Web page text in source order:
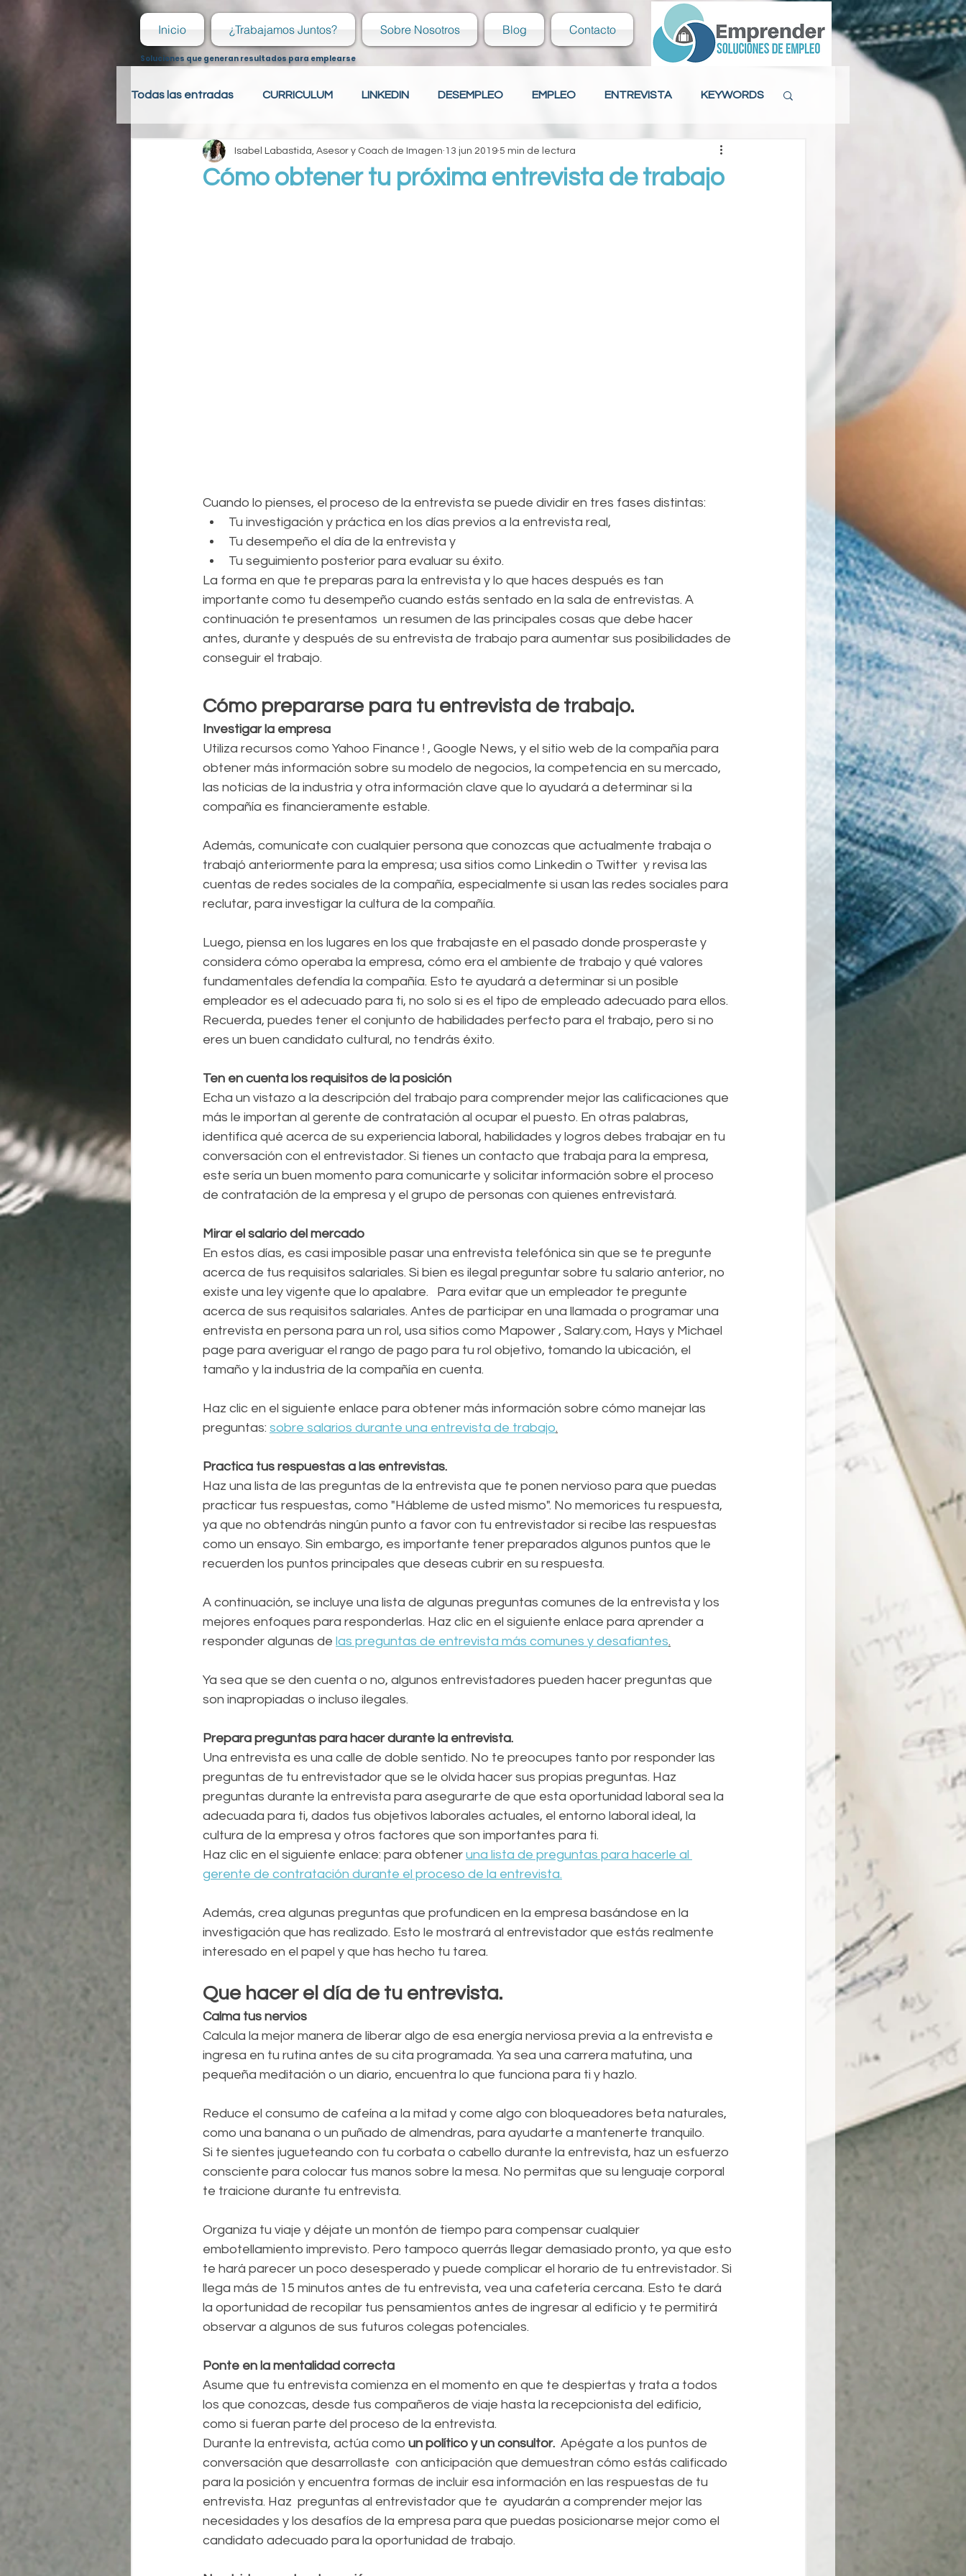
Inicio ¿Trabajamos Juntos? Sobre Nosotros Blog Contacto
Soluciones que generan resultados para emplearse
Todas las entradas CURRICULUM LINKEDIN DESEMPLEO EMPLEO ENTREVISTA KEYWORDS
PSICOLOGÍA LABORAL RECIÉN EGRESADO COVER LETTER HABILIDADES ACTITUD LABORAL
Cómo obtener tu próxima entrevista de trabajo
Isabel Labastida, Asesor y Coach de Imagen 13 jun 2019 5 min de lectura
Cuando lo pienses, el proceso de la entrevista se puede dividir en tres fases distintas:
Tu investigación y práctica en los días previos a la entrevista real,
Tu desempeño el día de la entrevista y
Tu seguimiento posterior para evaluar su éxito.
La forma en que te preparas para la entrevista y lo que haces después es tan
importante como tu desempeño cuando estás sentado en la sala de entrevistas. A
continuación te presentamos  un resumen de las principales cosas que debe hacer
antes, durante y después de su entrevista de trabajo para aumentar sus posibilidades de
conseguir el trabajo.
Cómo prepararse para tu entrevista de trabajo.
Investigar la empresa
Utiliza recursos como Yahoo Finance ! , Google News, y el sitio web de la compañía para
obtener más información sobre su modelo de negocios, la competencia en su mercado,
las noticias de la industria y otra información clave que lo ayudará a determinar si la
compañía es financieramente estable.
Además, comunícate con cualquier persona que conozcas que actualmente trabaja o
trabajó anteriormente para la empresa; usa sitios como Linkedin o Twitter  y revisa las
cuentas de redes sociales de la compañía, especialmente si usan las redes sociales para
reclutar, para investigar la cultura de la compañía.
Luego, piensa en los lugares en los que trabajaste en el pasado donde prosperaste y
considera cómo operaba la empresa, cómo era el ambiente de trabajo y qué valores
fundamentales defendía la compañía. Esto te ayudará a determinar si un posible
empleador es el adecuado para ti, no solo si es el tipo de empleado adecuado para ellos.
Recuerda, puedes tener el conjunto de habilidades perfecto para el trabajo, pero si no
eres un buen candidato cultural, no tendrás éxito.
Ten en cuenta los requisitos de la posición
Echa un vistazo a la descripción del trabajo para comprender mejor las calificaciones que
más le importan al gerente de contratación al ocupar el puesto. En otras palabras,
identifica qué acerca de su experiencia laboral, habilidades y logros debes trabajar en tu
conversación con el entrevistador. Si tienes un contacto que trabaja para la empresa,
este sería un buen momento para comunicarte y solicitar información sobre el proceso
de contratación de la empresa y el grupo de personas con quienes entrevistará.
Mirar el salario del mercado
En estos días, es casi imposible pasar una entrevista telefónica sin que se te pregunte
acerca de tus requisitos salariales. Si bien es ilegal preguntar sobre tu salario anterior, no
existe una ley vigente que lo apalabre.   Para evitar que un empleador te pregunte
acerca de sus requisitos salariales. Antes de participar en una llamada o programar una
entrevista en persona para un rol, usa sitios como Mapower , Salary.com, Hays y Michael
page para averiguar el rango de pago para tu rol objetivo, tomando la ubicación, el
tamaño y la industria de la compañía en cuenta.
Haz clic en el siguiente enlace para obtener más información sobre cómo manejar las
preguntas: sobre salarios durante una entrevista de trabajo.
Practica tus respuestas a las entrevistas.
Haz una lista de las preguntas de la entrevista que te ponen nervioso para que puedas
practicar tus respuestas, como "Hábleme de usted mismo". No memorices tu respuesta,
ya que no obtendrás ningún punto a favor con tu entrevistador si recibe las respuestas
como un ensayo. Sin embargo, es importante tener preparados algunos puntos que le
recuerden los puntos principales que deseas cubrir en su respuesta.
A continuación, se incluye una lista de algunas preguntas comunes de la entrevista y los
mejores enfoques para responderlas. Haz clic en el siguiente enlace para aprender a
responder algunas de las preguntas de entrevista más comunes y desafiantes.
Ya sea que se den cuenta o no, algunos entrevistadores pueden hacer preguntas que
son inapropiadas o incluso ilegales.
Prepara preguntas para hacer durante la entrevista.
Una entrevista es una calle de doble sentido. No te preocupes tanto por responder las
preguntas de tu entrevistador que se le olvida hacer sus propias preguntas. Haz
preguntas durante la entrevista para asegurarte de que esta oportunidad laboral sea la
adecuada para ti, dados tus objetivos laborales actuales, el entorno laboral ideal, la
cultura de la empresa y otros factores que son importantes para ti.
Haz clic en el siguiente enlace: para obtener una lista de preguntas para hacerle al
gerente de contratación durante el proceso de la entrevista.
Además, crea algunas preguntas que profundicen en la empresa basándose en la
investigación que has realizado. Esto le mostrará al entrevistador que estás realmente
interesado en el papel y que has hecho tu tarea.
Que hacer el día de tu entrevista.
Calma tus nervios
Calcula la mejor manera de liberar algo de esa energía nerviosa previa a la entrevista e
ingresa en tu rutina antes de su cita programada. Ya sea una carrera matutina, una
pequeña meditación o un diario, encuentra lo que funciona para ti y hazlo.
Reduce el consumo de cafeína a la mitad y come algo con bloqueadores beta naturales,
como una banana o un puñado de almendras, para ayudarte a mantenerte tranquilo.
Si te sientes jugueteando con tu corbata o cabello durante la entrevista, haz un esfuerzo
consciente para colocar tus manos sobre la mesa. No permitas que su lenguaje corporal
te traicione durante tu entrevista.
Organiza tu viaje y déjate un montón de tiempo para compensar cualquier
embotellamiento imprevisto. Pero tampoco querrás llegar demasiado pronto, ya que esto
te hará parecer un poco desesperado y puede complicar el horario de tu entrevistador. Si
llega más de 15 minutos antes de tu entrevista, vea una cafetería cercana. Esto te dará
la oportunidad de recopilar tus pensamientos antes de ingresar al edificio y te permitirá
observar a algunos de sus futuros colegas potenciales.
Ponte en la mentalidad correcta
Asume que tu entrevista comienza en el momento en que te despiertas y trata a todos
los que conozcas, desde tus compañeros de viaje hasta la recepcionista del edificio,
como si fueran parte del proceso de la entrevista.
Durante la entrevista, actúa como un político y un consultor.
  Apégate a los puntos de
conversación que desarrollaste  con anticipación que demuestran cómo estás calificado
para la posición y encuentra formas de incluir esa información en las respuestas de tu
entrevista. Haz  preguntas al entrevistador que te  ayudarán a comprender mejor las
necesidades y los desafíos de la empresa para que puedas posicionarse mejor como el
candidato adecuado para la oportunidad de trabajo.